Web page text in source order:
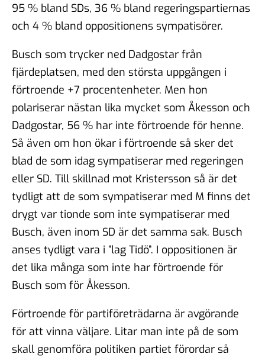
95 % bland SDs, 36 % bland regeringspartiernas
och 4 % bland oppositionens sympatisörer.
Busch som trycker ned Dadgostar från
fjärdeplatsen, med den största uppgången i
förtroende +7 procentenheter. Men hon
polariserar nästan lika mycket som Åkesson och
Dadgostar, 56 % har inte förtroende för henne.
Så även om hon ökar i förtroende så sker det
blad de som idag sympatiserar med regeringen
eller SD. Till skillnad mot Kristersson så är det
tydligt att de som sympatiserar med M finns det
drygt var tionde som inte sympatiserar med
Busch, även inom SD är det samma sak. Busch
anses tydligt vara i ”lag Tidö”. I oppositionen är
det lika många som inte har förtroende för
Busch som för Åkesson.
Förtroende för partiföreträdarna är avgörande
för att vinna väljare. Litar man inte på de som
skall genomföra politiken partiet förordar så